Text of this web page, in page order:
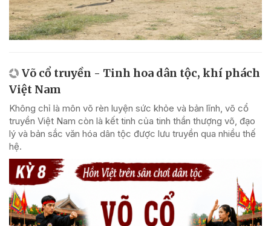
Võ cổ truyền - Tinh hoa dân tộc, khí phách
Việt Nam
Không chỉ là môn võ rèn luyện sức khỏe và bản lĩnh, võ cổ
truyền Việt Nam còn là kết tinh của tinh thần thượng võ, đạo
lý và bản sắc văn hóa dân tộc được lưu truyền qua nhiều thế
hệ.